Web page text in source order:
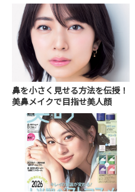
鼻を小さく見せる方法を伝授！
美鼻メイクで目指せ美人顔